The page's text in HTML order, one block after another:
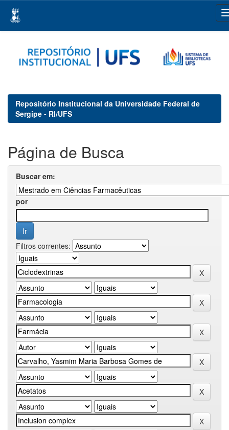
navigation
Repositório Institucional da Universidade Federal de
Sergipe - RI/UFS
Página de Busca
Buscar em:
por
Filtros correntes: